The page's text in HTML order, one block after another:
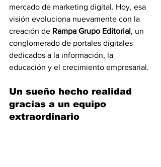
mercado de marketing digital. Hoy, esa
visión evoluciona nuevamente con la
creación de Rampa Grupo Editorial, un
conglomerado de portales digitales
dedicados a la información, la
educación y el crecimiento empresarial.
Un sueño hecho realidad
gracias a un equipo
extraordinario